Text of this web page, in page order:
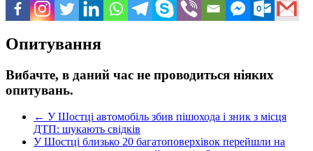
Опитування
Вибачте, в даний час не проводиться ніяких
опитувань.
← У Шостці автомобіль збив пішохода і зник з місця
ДТП: шукають свідків
У Шостці близько 20 багатоповерхівок перейшли на